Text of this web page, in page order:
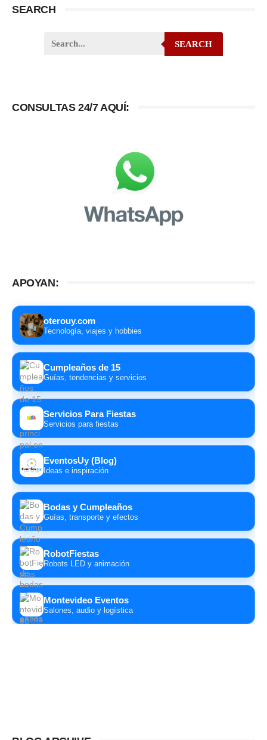
SEARCH
SEARCH
CONSULTAS 24/7 AQUÍ:
APOYAN:
oterouy.com
Tecnología, viajes y hobbies
Cumpleaños de 15
Guías, tendencias y servicios
Servicios Para Fiestas
Servicios para fiestas
EventosUy (Blog)
Ideas e inspiración
Bodas y Cumpleaños
Guías, transporte y efectos
RobotFiestas
Robots LED y animación
Montevideo Eventos
Salones, audio y logística